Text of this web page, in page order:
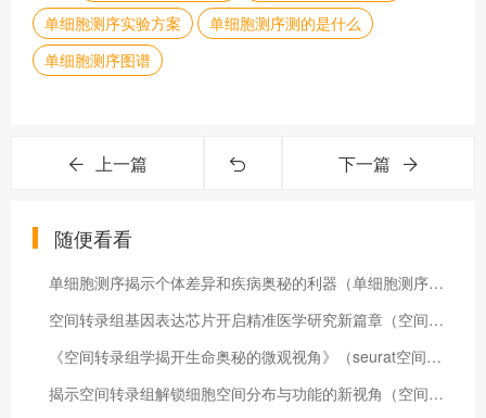
单细胞测序实验方案
单细胞测序测的是什么
单细胞测序图谱
上一篇 下一篇
随便看看
单细胞测序揭示个体差异和疾病奥秘的利器（单细胞测序解决什么问题）
空间转录组基因表达芯片开启精准医学研究新篇章（空间转录组学 综述）
《空间转录组学揭开生命奥秘的微观视角》（seurat空间转录组）
揭示空间转录组解锁细胞空间分布与功能的新视角（空间转录技术）